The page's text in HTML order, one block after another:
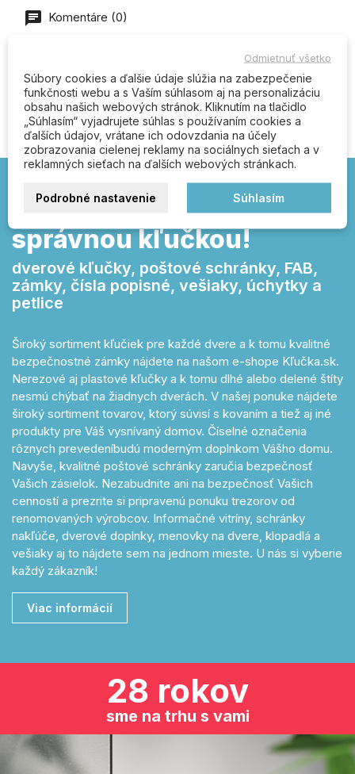
Komentáre (0)
Buďte prvý kto napíše recenziu
Kľučka.sk – otvárajte
správnou kľučkou!
dverové kľučky, poštové schránky, FAB,
zámky, čísla popisné, vešiaky, úchytky a
petlice
Široký sortiment kľučiek pre každé dvere a k tomu kvalitné
bezpečnostné zámky nájdete na našom e-shope Kľučka.sk.
Nerezové aj plastové kľučky a k tomu dlhé alebo delené štíty
nesmú chýbať na žiadnych dverách. V našej ponuke nájdete
široký sortiment tovarov, ktorý súvisí s kovaním a tiež aj iné
produkty pre Váš vysnívaný domov. Číselné označenia
rôznych prevedeníbudú moderným doplnkom Vášho domu.
Navyše, kvalitné poštové schránky zaručia bezpečnosť
Vašich zásielok. Nezabudnite ani na bezpečnosť Vašich
cenností a prezrite si pripravenú ponuku trezorov od
renomovaných výrobcov. Informačné vitríny, schránky
nakľúče, dverové doplnky, menovky na dvere, klopadlá a
vešiaky aj to nájdete sem na jednom mieste. U nás si vyberie
každý zákazník!
Viac informácií
28 rokov
sme na trhu s vami
Odmietnuť všetko
Súbory cookies a ďalšie údaje slúžia na zabezpečenie
funkčnosti webu a s Vaším súhlasom aj na personalizáciu
obsahu našich webových stránok. Kliknutím na tlačidlo
„Súhlasím“ vyjadrujete súhlas s používaním cookies a
ďalších údajov, vrátane ich odovzdania na účely
zobrazovania cielenej reklamy na sociálnych sieťach a v
reklamných sieťach na ďalších webových stránkach.
Podrobné nastavenie Súhlasím